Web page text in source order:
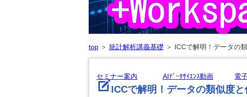
top＞ 統計解析講義基礎 ＞ ICCで解明！データの
セミナー案内 AIﾃﾞｰﾀｻｲｴﾝｽ動画 電
ICCで解明！データの類似度